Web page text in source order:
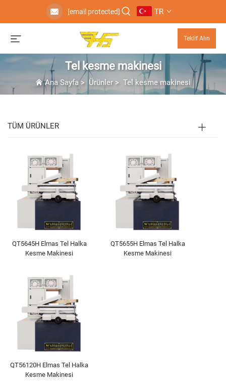
[email protected] TR
Teklif Alın
Tel kesme makinesi
Ana Sayfa> Ürünler > Tel kesme makinesi
TÜM ÜRÜNLER
QT5645H Elmas Tel Halka
Kesme Makinesi
QT5655H Elmas Tel Halka
Kesme Makinesi
QT56120H Elmas Tel Halka
Kesme Makinesi